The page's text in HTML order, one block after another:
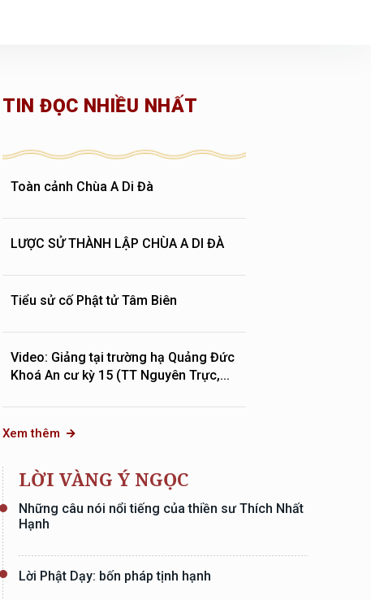
TIN ĐỌC NHIỀU NHẤT
Toàn cảnh Chùa A Di Đà
LƯỢC SỬ THÀNH LẬP CHÙA A DI ĐÀ
Tiểu sử cố Phật tử Tâm Biên
Video: Giảng tại trường hạ Quảng Đức
Khoá An cư kỳ 15 (TT Nguyên Trực,...
Xem thêm
LỜI VÀNG Ý NGỌC
Những câu nói nổi tiếng của thiền sư Thích Nhất
Hạnh
Lời Phật Dạy: bốn pháp tịnh hạnh